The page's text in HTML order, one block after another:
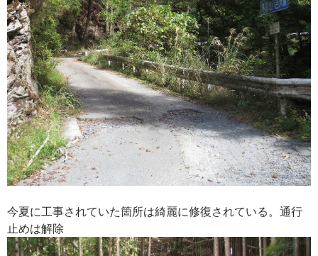
今夏に工事されていた箇所は綺麗に修復されている。通行
止めは解除